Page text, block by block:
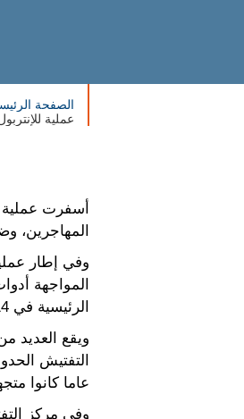
الصفحة
عملية
أسفرت عملية
المهاجرين،
الرئيسية في 14 بلدا.
ويقع العديد
عاما كانوا